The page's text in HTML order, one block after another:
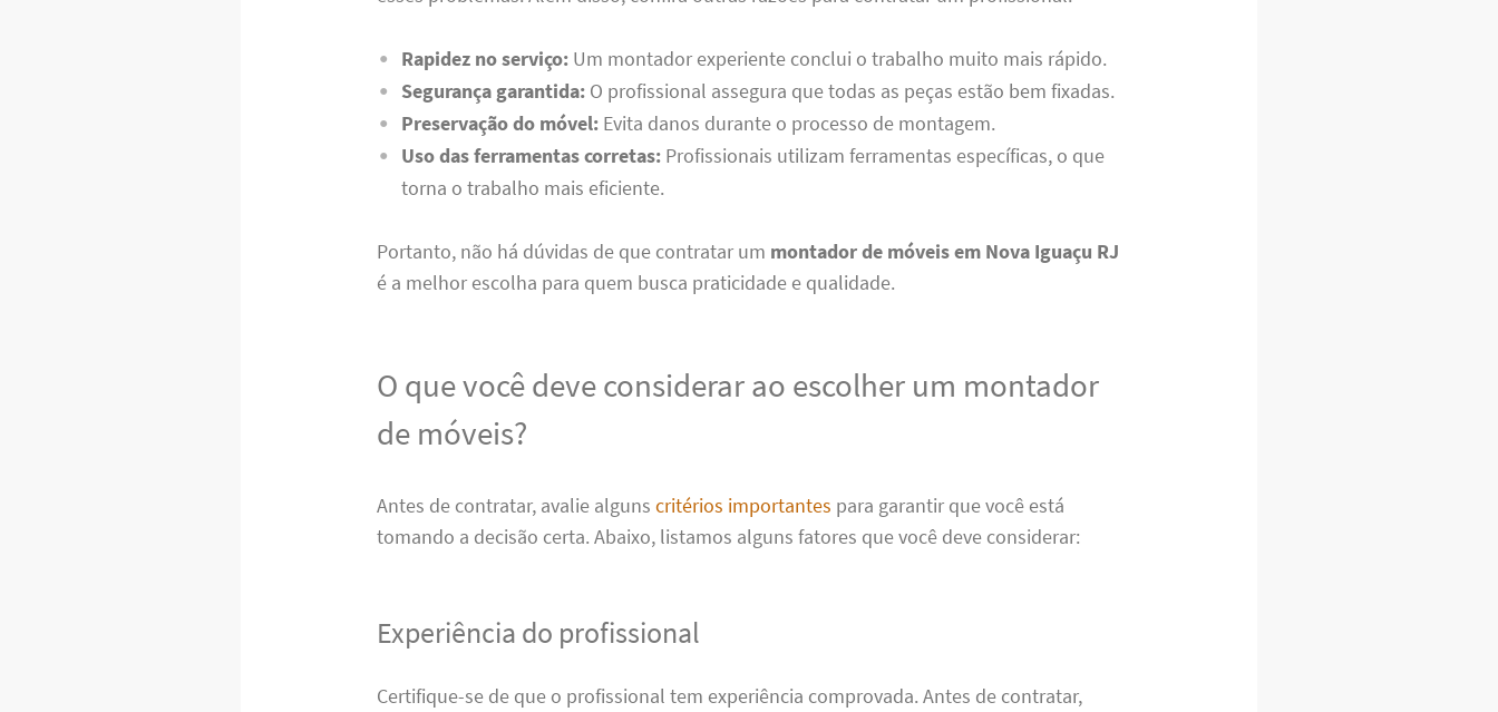
Rapidez no serviço:Um montador experiente conclui o trabalho muito mais rápido.
Segurança garantida:O profissional assegura que todas as peças estão bem fixadas.
Preservação do móvel:Evita danos durante o processo de montagem.
Uso das ferramentas corretas:Profissionais utilizam ferramentas específicas, o que
torna o trabalho mais eficiente.
Portanto, não há dúvidas de que contratar um montador de móveis em Nova Iguaçu RJ
é a melhor escolha para quem busca praticidade e qualidade.
O que você deve considerar ao escolher um montador
de móveis?
Antes de contratar, avalie algunscritérios importantes para garantir que você está
tomando a decisão certa. Abaixo, listamos alguns fatores que você deve considerar:
Experiência do profissional
Certifique-se de que o profissional tem experiência comprovada. Antes de contratar,